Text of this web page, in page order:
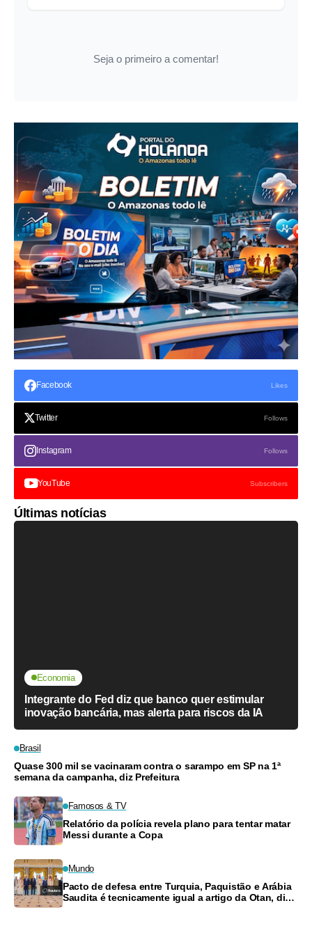
Seja o primeiro a comentar!
Facebook Likes
Twitter Follows
Instagram Follows
YouTube Subscribers
Últimas notícias
Economia
Integrante do Fed diz que banco quer estimular
inovação bancária, mas alerta para riscos da IA
Brasil
Quase 300 mil se vacinaram contra o sarampo em SP na 1ª
semana da campanha, diz Prefeitura
Famosos & TV
Relatório da polícia revela plano para tentar matar
Messi durante a Copa
Mundo
Pacto de defesa entre Turquia, Paquistão e Arábia
Saudita é tecnicamente igual a artigo da Otan, diz